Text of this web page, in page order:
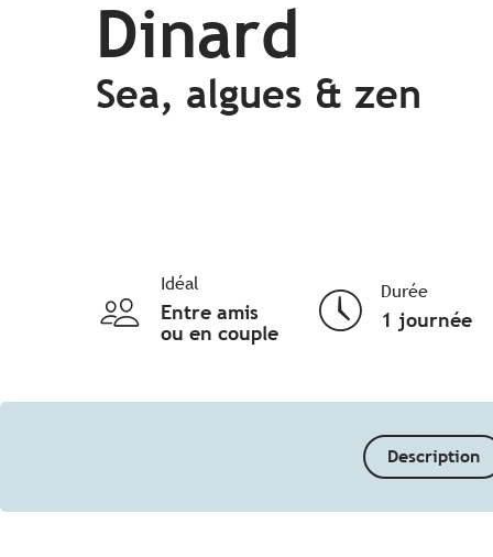
Dinard
Sea, algues & zen
Idéal
Entre amis
ou en couple
Durée
1 journée
Description